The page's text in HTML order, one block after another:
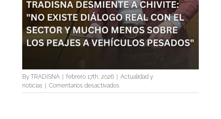
By TRADISNA | febrero 17th, 2026 | Actualidad y
noticias | Comentarios desactivadosen
TRADISNA